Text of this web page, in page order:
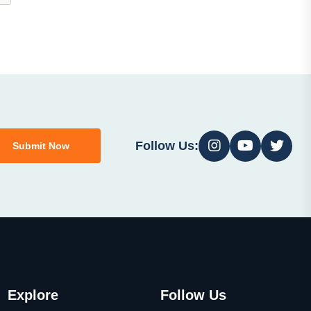
Submit Now Follow Us:
Explore Follow Us